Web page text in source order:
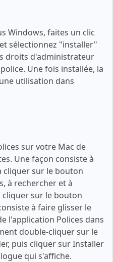
Windows, faites un clic
sélectionnez "installer"
droits d'administrateur
Une fois installée, la
utilisation dans
sur votre Mac de
Une façon consiste à
cliquer sur le bouton
à rechercher et à
cliquer sur le bouton
à faire glisser le
l'application Polices dans
double-cliquer sur le
puis cliquer sur Installer
qui s'affiche.